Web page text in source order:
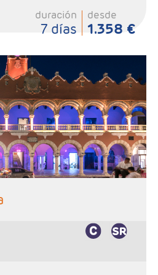
duración
7 días
desde
1.358 €
1 Noche Palenque, 1 Noche
y 1 noche en Cancún
A